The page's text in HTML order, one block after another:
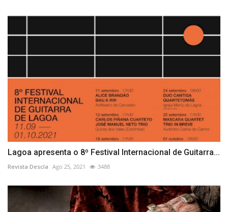
Lagoa apresenta o 8º Festival Internacional de Guitarra...
Revista Descla Ago 25, 2021 3488